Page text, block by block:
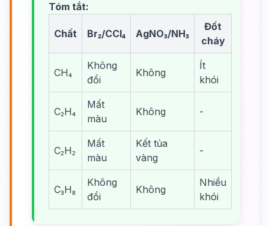
Tóm tắt:
Chất Br₂/CCl₄ AgNO₃/NH₃
Đốt
cháy
CH₄
Không
đổi
Không
Ít
khói
C₂H₄
Mất
màu
Không -
C₂H₂
Mất
màu
Kết tủa
vàng
-
C₃H₈
Không
đổi
Không
Nhiều
khói